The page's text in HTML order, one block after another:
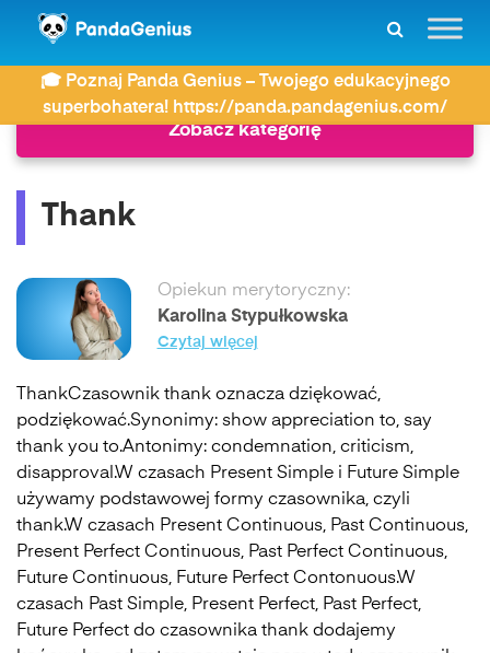
🎓 Poznaj Panda Genius – Twojego edukacyjnego
superbohatera! https://panda.pandagenius.com/
ZDAY Język angielski Thank
Zobacz kategorię
Thank
Opiekun merytoryczny:
Karolina Stypułkowska
Czytaj więcej
ThankCzasownik thank oznacza dziękować,
podziękować.Synonimy: show appreciation to, say
thank you to.Antonimy: condemnation, criticism,
disapproval.W czasach Present Simple i Future Simple
używamy podstawowej formy czasownika, czyli
thank.W czasach Present Continuous, Past Continuous,
Present Perfect Continuous, Past Perfect Continuous,
Future Continuous, Future Perfect Contonuous.W
czasach Past Simple, Present Perfect, Past Perfect,
Future Perfect do czasownika thank dodajemy